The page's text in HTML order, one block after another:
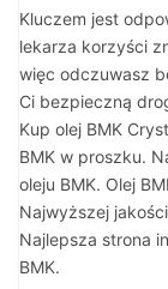
Kluczem jest
lekarza korzyści
więc odczuwasz
Ci bezpieczną
Kup olej BMK
BMK w proszku.
oleju BMK. Olej
Najwyższej
Najlepsza strona
BMK.